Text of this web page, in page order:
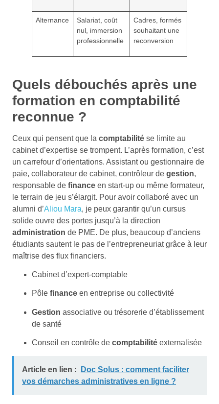
Alternance
Salariat, coût
nul, immersion
professionnelle
Cadres, formés
souhaitant une
reconversion
Quels débouchés après une
formation en comptabilité
reconnue ?
Ceux qui pensent que la comptabilité se limite au
cabinet d’expertise se trompent. L’après formation, c’est
un carrefour d’orientations. Assistant ou gestionnaire de
paie, collaborateur de cabinet, contrôleur de gestion,
responsable de finance en start-up ou même formateur,
le terrain de jeu s’élargit. Pour avoir collaboré avec un
alumni d’Aliou Mara, je peux garantir qu’un cursus
solide ouvre des portes jusqu’à la direction
administration de PME. De plus, beaucoup d’anciens
étudiants sautent le pas de l’entrepreneuriat grâce à leur
maîtrise des flux financiers.
Cabinet d’expert-comptable
Pôle finance en entreprise ou collectivité
Gestion associative ou trésorerie d’établissement
de santé
Conseil en contrôle de comptabilité externalisée
Article en lien :
Doc Solus : comment faciliter
vos démarches administratives en ligne ?